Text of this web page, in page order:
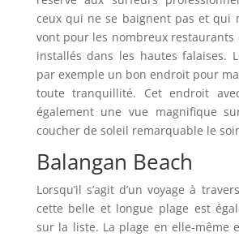
ceux qui ne se baignent pas et qui
vont pour les nombreux restaurants
installés dans les hautes falaises.
par exemple un bon endroit pour
toute tranquillité. Cet endroit
également une vue magnifique
coucher de soleil remarquable le
Balangan Beach
Lorsqu’il s’agit d’un voyage à
cette belle et longue plage est
sur la liste. La plage en elle-même